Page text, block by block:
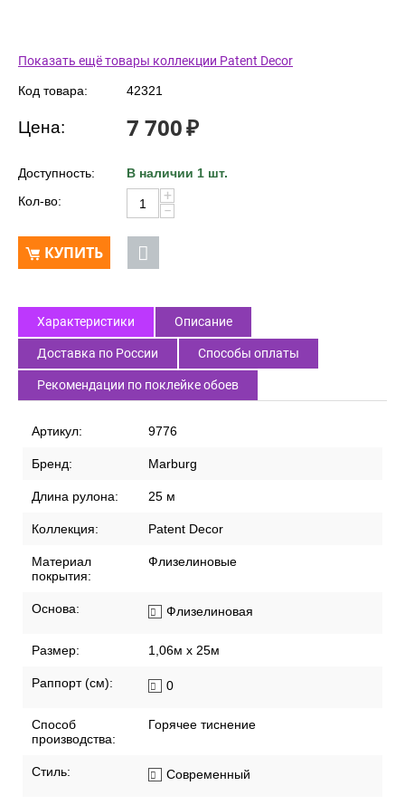
Показать ещё товары коллекции Patent Decor
Код товара: 42321
Цена: 7 700₽
Доступность:
В наличии 1 шт.
Кол-во:
+
−
КУПИТЬ
Характеристики Описание
Доставка по России Способы оплаты
Рекомендации по поклейке обоев
Артикул: 9776
Бренд: Marburg
Длина рулона: 25 м
Коллекция: Patent Decor
Материал
покрытия:
Флизелиновые
Основа: Флизелиновая
Размер: 1,06м x 25м
Раппорт (см): 0
Способ
производства:
Горячее тиснение
Стиль: Современный